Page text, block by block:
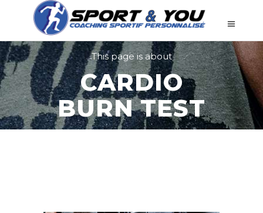
This page is about
CARDIO
BURN TEST